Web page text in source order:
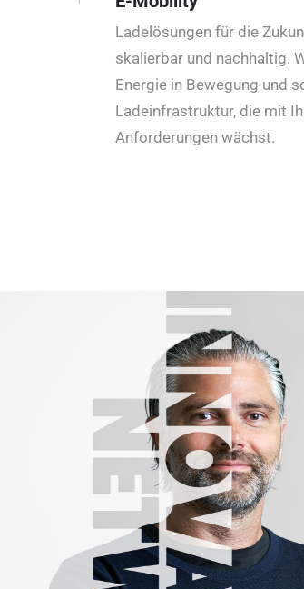
Ladelösungen für die
skalierbar und nachhaltig.
Energie in Bewegung und
Ladeinfrastruktur, die mit
Anforderungen wächst.